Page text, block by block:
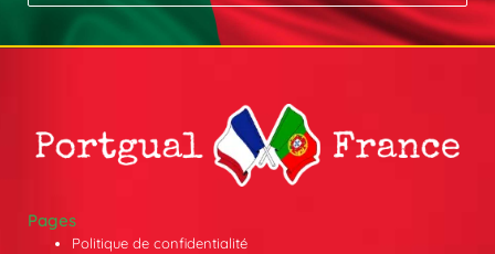
Pages
Politique de confidentialité